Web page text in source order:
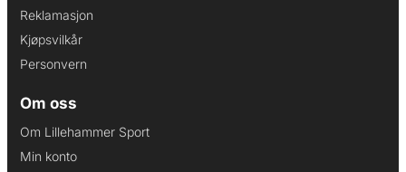
Reklamasjon
Kjøpsvilkår
Personvern
Om oss
Om Lillehammer Sport
Min konto